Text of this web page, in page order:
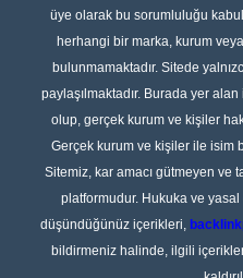
üye olarak bu sorumluluğu
herhangi bir marka, kurum
bulunmamaktadır. Sitede
paylaşılmaktadır. Burada yer
olup, gerçek kurum ve kişiler
Gerçek kurum ve kişiler ile isim
Sitemiz, kar amacı gütmeyen ve
platformudur. Hukuka ve
düşündüğünüz içerikleri,
bildirmeniz halinde, ilgili